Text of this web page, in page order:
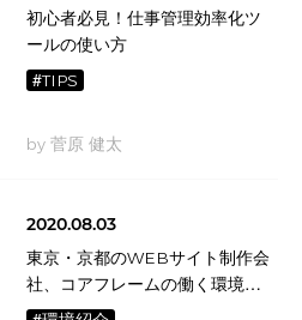
初心者必見！仕事管理効率化ツ
ールの使い方
#TIPS
by 菅原 健太
2020.08.03
東京・京都のWEBサイト制作会
社、コアフレームの働く環境っ
て？